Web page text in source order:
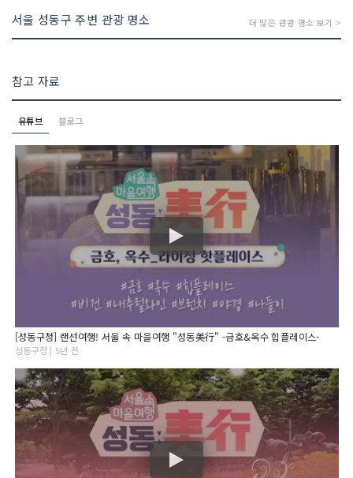
서울 성동구 주변 관광 명소 더 많은 관광 명소 보기 >
참고 자료
유튜브 블로그
[성동구청] 랜선여행! 서울 속 마을여행 "성동美行" -금호&옥수 힙플레이스-
성동구청 | 5년 전